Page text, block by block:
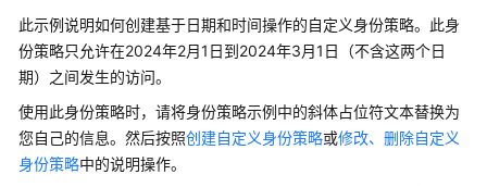
访
问
析
查
此示例说明如何创建基于日期和时间操作的自定义身份策略。此身
份策略只允许在2024年2月1日到2024年3月1日（不含这两个日
期）之间发生的访问。
使用此身份策略时，请将身份策略示例中的斜体占位符文本替换为
您自己的信息。然后按照创建自定义身份策略或修改、删除自定义
身份策略中的说明操作。